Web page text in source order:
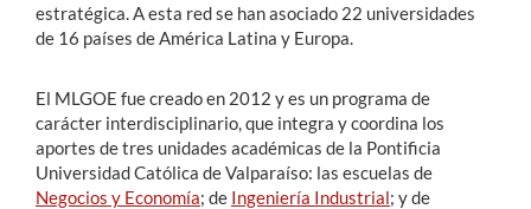
estratégica. A esta red se han asociado 22 universidades
de 16 países de América Latina y Europa.
El MLGOE fue creado en 2012 y es un programa de
carácter interdisciplinario, que integra y coordina los
aportes de tres unidades académicas de la Pontificia
Universidad Católica de Valparaíso: las escuelas de
Negocios y Economía; de Ingeniería Industrial; y de